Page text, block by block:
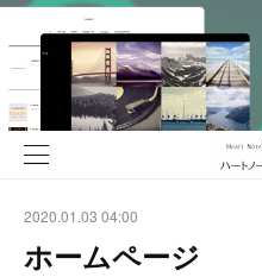
2020.01.03 04:00
ホームページ